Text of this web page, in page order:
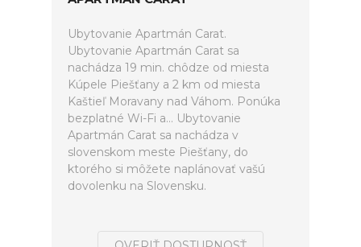
Ubytovanie Apartmán Carat.
Ubytovanie Apartmán Carat sa
nachádza 19 min. chôdze od miesta
Kúpele Piešťany a 2 km od miesta
Kaštieľ Moravany nad Váhom. Ponúka
bezplatné Wi-Fi a... Ubytovanie
Apartmán Carat sa nachádza v
slovenskom meste Piešťany, do
ktorého si môžete naplánovať vašú
dovolenku na Slovensku.